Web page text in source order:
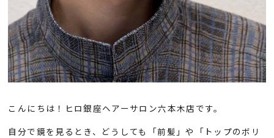
こんにちは！ヒロ銀座ヘアーサロン六本木店です。
自分で鏡を見るとき、どうしても「前髪」や「トップのボリ